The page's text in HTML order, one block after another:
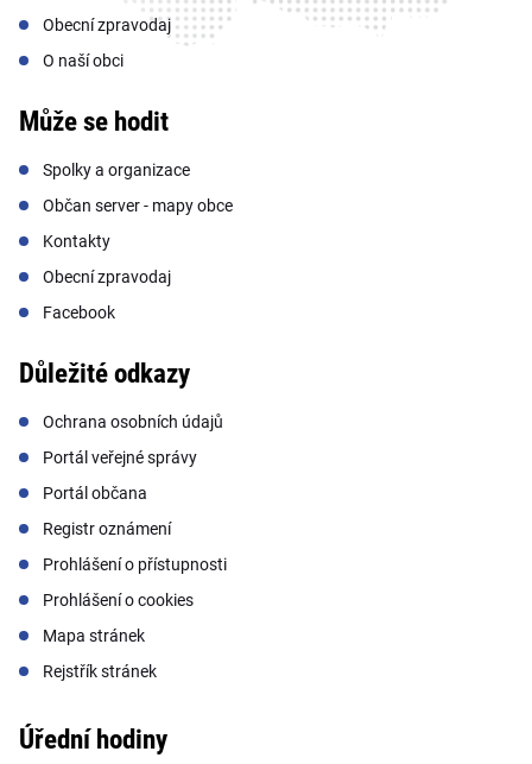
Obecní zpravodaj
O naší obci
Může se hodit
Spolky a organizace
Občan server - mapy obce
Kontakty
Obecní zpravodaj
Facebook
Důležité odkazy
Ochrana osobních údajů
Portál veřejné správy
Portál občana
Registr oznámení
Prohlášení o přístupnosti
Prohlášení o cookies
Mapa stránek
Rejstřík stránek
Úřední hodiny